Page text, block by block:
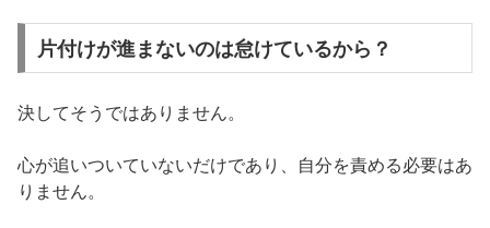
片付けが進まないのは怠けているから？
決してそうではありません。
心が追いついていないだけであり、自分を責める必要はあ
りません。